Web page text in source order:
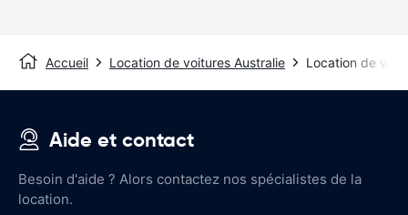
Accueil Location de voitures Australie Location de
Aide et contact
Besoin d'aide ? Alors contactez nos spécialistes de la
location.